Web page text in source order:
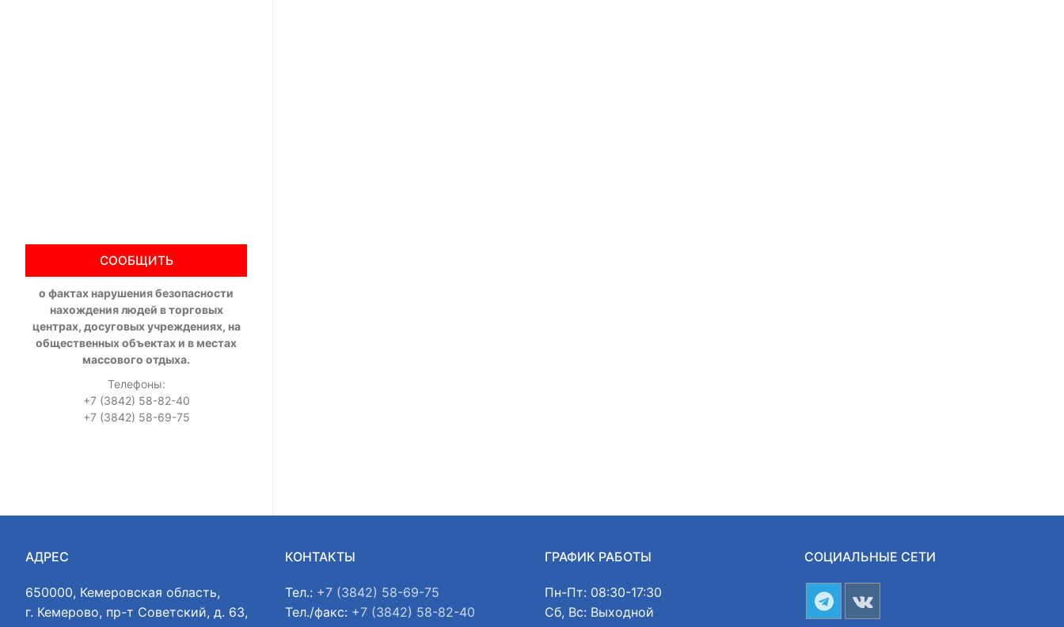
СООБЩИТЬ
о фактах нарушения безопасности
нахождения людей в торговых
центрах, досуговых учреждениях, на
общественных объектах и в местах
массового отдыха.
Телефоны:
+7 (3842) 58-82-40
+7 (3842) 58-69-75
АДРЕС
650000, Кемеровская область,
г. Кемерово, пр-т Советский, д. 63,
КОНТАКТЫ
Тел.: +7 (3842) 58-69-75
Тел./факс: +7 (3842) 58-82-40
ГРАФИК РАБОТЫ
Пн-Пт: 08:30-17:30
Сб, Вс: Выходной
СОЦИАЛЬНЫЕ СЕТИ